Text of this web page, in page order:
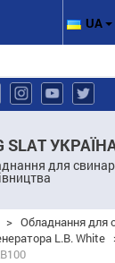
SLAT
для
UA
> Обладнання для
L.B. White